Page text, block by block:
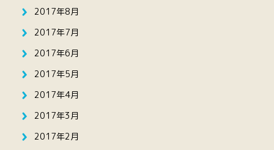
2017年8月
2017年7月
2017年6月
2017年5月
2017年4月
2017年3月
2017年2月